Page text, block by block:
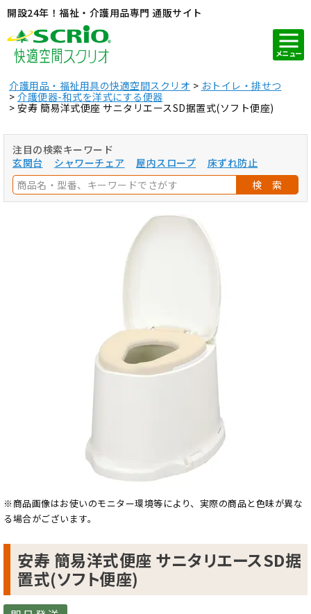
開設24年！福祉・介護用品専門 通販サイト
メニュー
介護用品・福祉用具の快適空間スクリオ
おトイレ・排せつ
介護便器-和式を洋式にする便器
安寿 簡易洋式便座 サニタリエースSD据置式(ソフト便座)
注目の検索キーワード
玄関台
シャワーチェア 屋内スロープ
床ずれ防止
検 索
※商品画像はお使いのモニター環境等により、実際の商品と色味が異な
る場合がございます。
安寿 簡易洋式便座 サニタリエースSD据
置式(ソフト便座)